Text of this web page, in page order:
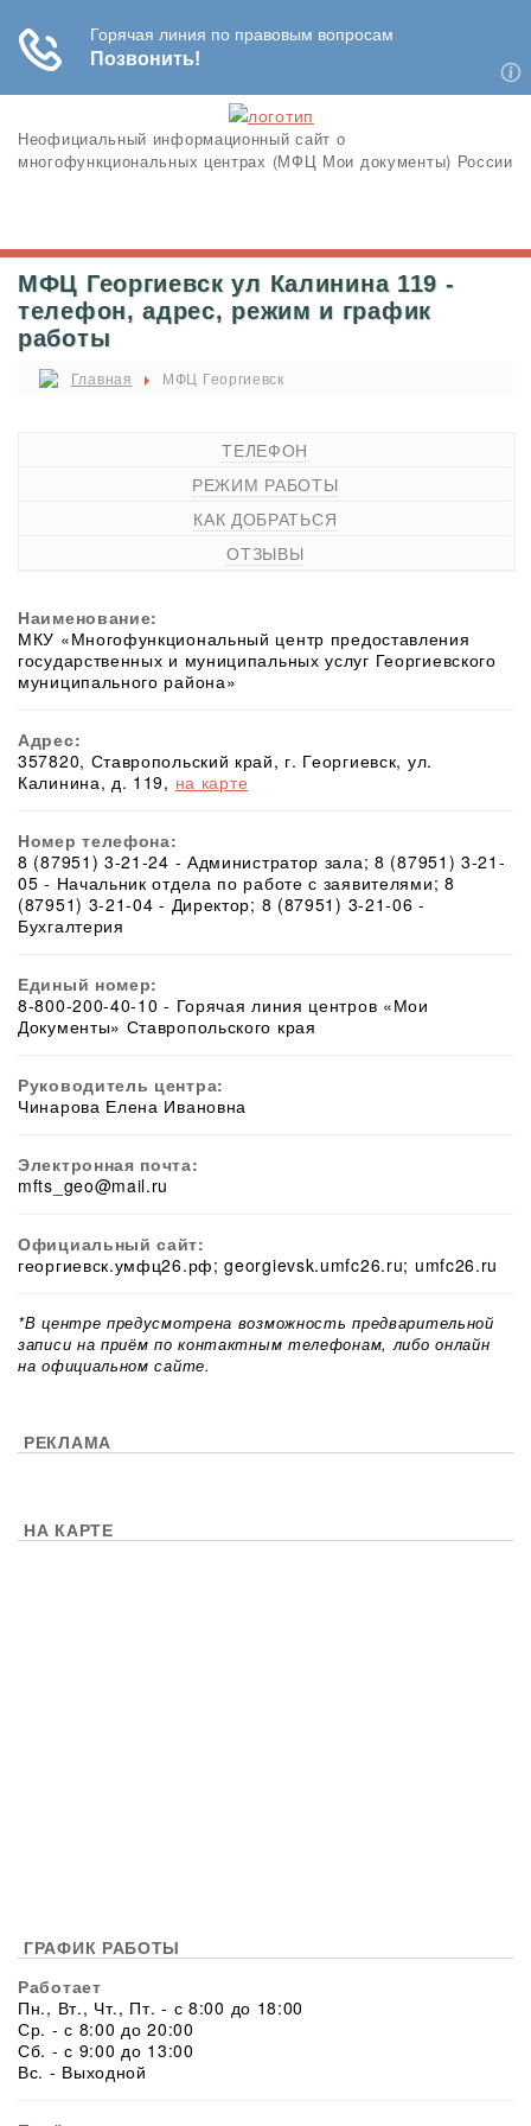
Неофициальный информационный сайт о
многофункциональных центрах (МФЦ Мои документы) России
МФЦ Георгиевск ул Калинина 119 -
телефон, адрес, режим и график
работы
Главная МФЦ Георгиевск
ТЕЛЕФОН
РЕЖИМ РАБОТЫ
КАК ДОБРАТЬСЯ
ОТЗЫВЫ
Наименование:
МКУ «Многофункциональный центр предоставления
государственных и муниципальных услуг Георгиевского
муниципального района»
Адрес:
357820, Ставропольский край, г. Георгиевск, ул.
Калинина, д. 119, на карте
Номер телефона:
8 (87951) 3-21-24 - Администратор зала; 8 (87951) 3-21-
05 - Начальник отдела по работе с заявителями; 8
(87951) 3-21-04 - Директор; 8 (87951) 3-21-06 -
Бухгалтерия
Единый номер:
8-800-200-40-10 - Горячая линия центров «Мои
Документы» Ставропольского края
Руководитель центра:
Чинарова Елена Ивановна
Электронная почта:
mfts_geo@mail.ru
Официальный сайт:
георгиевск.умфц26.рф; georgievsk.umfc26.ru; umfc26.ru
*В центре предусмотрена возможность предварительной
записи на приём по контактным телефонам, либо онлайн
на официальном сайте.
РЕКЛАМА
НА КАРТЕ
ГРАФИК РАБОТЫ
Работает
Пн., Вт., Чт., Пт. - с 8:00 до 18:00
Ср. - с 8:00 до 20:00
Сб. - с 9:00 до 13:00
Вс. - Выходной